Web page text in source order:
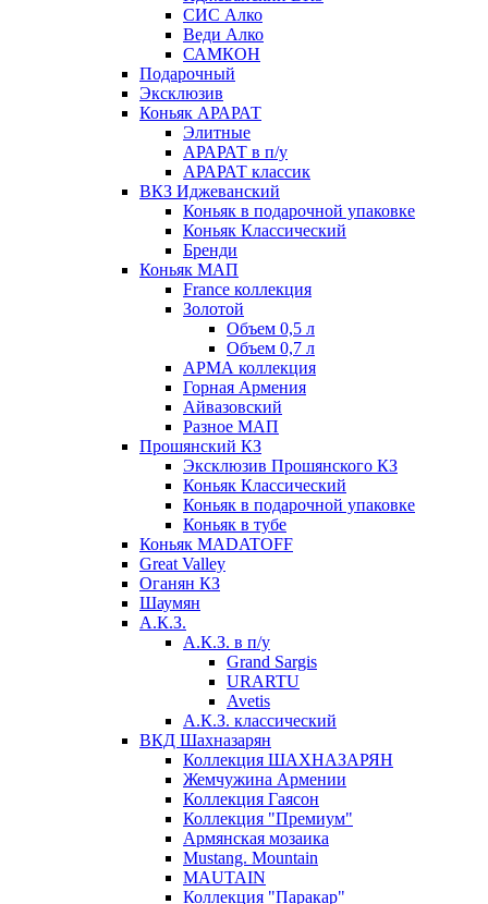
СИС Алко
Веди Алко
САМКОН
Подарочный
Эксклюзив
Коньяк АРАРАТ
Элитные
АРАРАТ в п/у
АРАРАТ классик
ВКЗ Иджеванский
Коньяк в подарочной упаковке
Коньяк Классический
Бренди
Коньяк МАП
France коллекция
Золотой
Объем 0,5 л
Объем 0,7 л
АРМА коллекция
Горная Армения
Айвазовский
Разное МАП
Прошянский КЗ
Эксклюзив Прошянского КЗ
Коньяк Классический
Коньяк в подарочной упаковке
Коньяк в тубе
Коньяк MADATOFF
Great Valley
Оганян КЗ
Шаумян
А.К.З.
А.К.З. в п/у
Grand Sargis
URARTU
Avetis
А.К.З. классический
ВКД Шахназарян
Коллекция ШАХНАЗАРЯН
Жемчужина Армении
Коллекция Гаясон
Коллекция "Премиум"
Армянская мозаика
Mustang. Mountain
MAUTAIN
Коллекция "Паракар"